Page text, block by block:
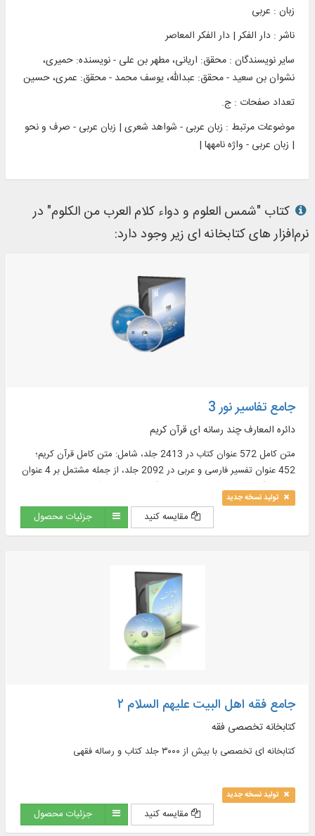
زبان : عربی
ناشر : دار الفکر | دار الفکر المعاصر
سایر نویسندگان : محقق: اریانی، مطهر بن علی - نویسنده: حمیری،
نشوان بن سعید - محقق: عبدالله، یوسف محمد - محقق: عمری، حسین
تعداد صفحات : ج.
موضوعات مرتبط : زبان عربی - شواهد شعری | زبان عربی - صرف و نحو
| زبان عربی - واژه نامه‎ها |
کتاب "شمس العلوم و دواء کلام العرب من الکلوم" در
نرم‌افزار های کتابخانه ای زیر وجود دارد:
جامع تفاسیر نور 3
دائره المعارف چند رسانه ای قرآن کریم
متن کامل 572 عنوان کتاب در 2413 جلد، شامل: متن کامل قرآن کریم؛
452 عنوان تفسیر فارسی و عربی در 2092 جلد، از جمله مشتمل بر 4 عنوان
تفسیر انگلیسی در 30 جلد و 15 فرهنگ‏ نامه معتبر قرآنى در 31 جلد و ...
تولید نسخه جدید
مقایسه کنید جزئیات محصول
جامع فقه اهل البیت علیهم السلام ۲
کتابخانه تخصصی فقه
کتابخانه ای تخصصی با بیش از ۳۰۰۰ جلد کتاب و رساله فقهی
تولید نسخه جدید
مقایسه کنید جزئیات محصول